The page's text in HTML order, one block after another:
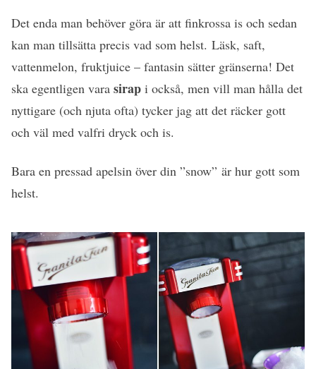
Det enda man behöver göra är att finkrossa is och sedan
kan man tillsätta precis vad som helst. Läsk, saft,
vattenmelon, fruktjuice – fantasin sätter gränserna! Det
ska egentligen vara sirap i också, men vill man hålla det
nyttigare (och njuta ofta) tycker jag att det räcker gott
och väl med valfri dryck och is.
Bara en pressad apelsin över din ”snow” är hur gott som
helst.